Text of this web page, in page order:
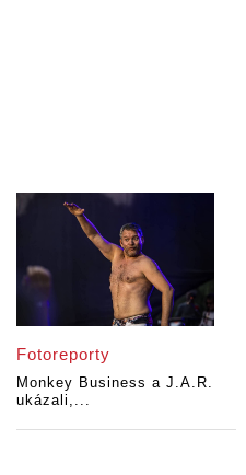
Fotoreporty
Monkey Business a J.A.R.
ukázali,...